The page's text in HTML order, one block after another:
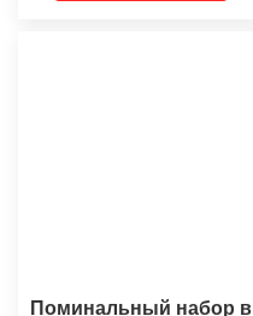
Поминальный набор в